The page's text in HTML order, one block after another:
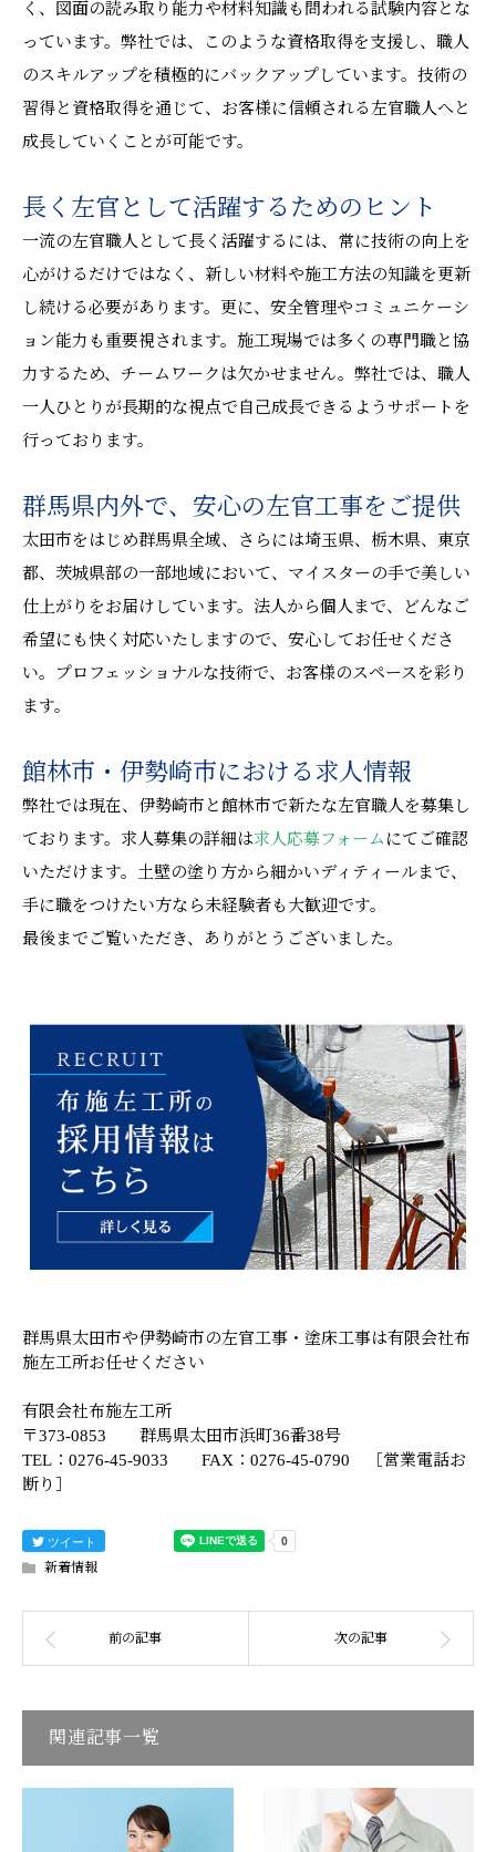
く、図面の読み取り能力や材料知識も問われる試験内容とな
っています。弊社では、このような資格取得を支援し、職人
のスキルアップを積極的にバックアップしています。技術の
習得と資格取得を通じて、お客様に信頼される左官職人へと
成長していくことが可能です。
長く左官として活躍するためのヒント
一流の左官職人として長く活躍するには、常に技術の向上を
心がけるだけではなく、新しい材料や施工方法の知識を更新
し続ける必要があります。更に、安全管理やコミュニケーシ
ョン能力も重要視されます。施工現場では多くの専門職と協
力するため、チームワークは欠かせません。弊社では、職人
一人ひとりが長期的な視点で自己成長できるようサポートを
行っております。
群馬県内外で、安心の左官工事をご提供
太田市をはじめ群馬県全域、さらには埼玉県、栃木県、東京
都、茨城県部の一部地域において、マイスターの手で美しい
仕上がりをお届けしています。法人から個人まで、どんなご
希望にも快く対応いたしますので、安心してお任せくださ
い。プロフェッショナルな技術で、お客様のスペースを彩り
ます。
館林市・伊勢崎市における求人情報
弊社では現在、伊勢崎市と館林市で新たな左官職人を募集し
ております。求人募集の詳細は求人応募フォーム にてご確認
いただけます。土壁の塗り方から細かいディティールまで、
手に職をつけたい方なら未経験者も大歓迎です。
最後までご覧いただき、ありがとうございました。
群馬県太田市や伊勢崎市の左官工事・塗床工事は有限会社布
施左工所お任せください
有限会社布施左工所
〒373-0853 群馬県太田市浜町36番38号
TEL：0276-45-9033 FAX：0276-45-0790 ［営業電話お
断り］
ツイート
新着情報
関連記事一覧